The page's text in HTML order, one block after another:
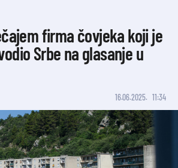
firma čovjeka koji je
Srbe na glasanje u
16.06.2025. 11:34